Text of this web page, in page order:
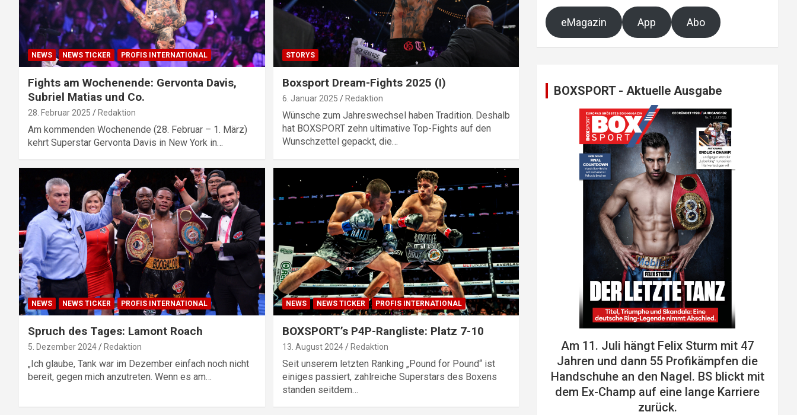
NEWS NEWS TICKER PROFIS INTERNATIONAL
Fights am Wochenende: Gervonta Davis,
Subriel Matias und Co.
28. Februar 2025 Redaktion
Am kommenden Wochenende (28. Februar – 1. März)
kehrt Superstar Gervonta Davis in New York in…
STORYS
Boxsport Dream-Fights 2025 (I)
6. Januar 2025 Redaktion
Wünsche zum Jahreswechsel haben Tradition. Deshalb
hat BOXSPORT zehn ultimative Top-Fights auf den
Wunschzettel gepackt, die…
NEWS NEWS TICKER PROFIS INTERNATIONAL
Spruch des Tages: Lamont Roach
5. Dezember 2024 Redaktion
„Ich glaube, Tank war im Dezember einfach noch nicht
bereit, gegen mich anzutreten. Wenn es am…
NEWS NEWS TICKER PROFIS INTERNATIONAL
BOXSPORT’s P4P-Rangliste: Platz 7-10
13. August 2024 Redaktion
Seit unserem letzten Ranking „Pound for Pound“ ist
einiges passiert, zahlreiche Superstars des Boxens
standen seitdem…
eMagazin App Abo
BOXSPORT - Aktuelle Ausgabe
Am 11. Juli hängt Felix Sturm mit 47
Jahren und dann 55 Profikämpfen die
Handschuhe an den Nagel. BS blickt mit
dem Ex-Champ auf eine lange Karriere
zurück.